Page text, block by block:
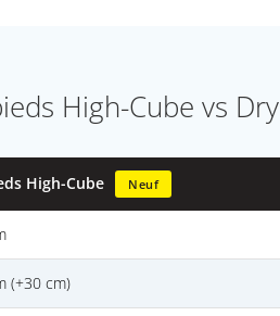
High-Cube vs Dry
High-Cube Neuf
(+30 cm)